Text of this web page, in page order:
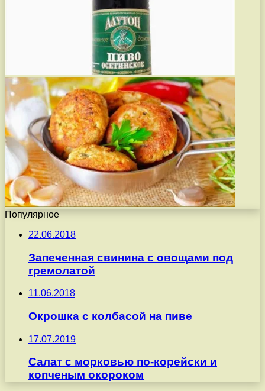
Популярное
22.06.2018
Запеченная свинина с овощами под
гремолатой
11.06.2018
Окрошка с колбасой на пиве
17.07.2019
Салат с морковью по-корейски и
копченым окороком